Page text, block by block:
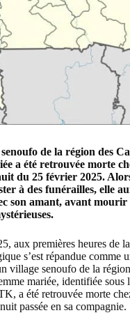
de la région des
a été retrouvée morte
du 25 février 2025.
à des funérailles, elle
son amant, avant mourir
aux premières heures de
s’est répandue comme
village senoufo de la
mariée, identifiée sous
a été retrouvée morte
passée en sa compagnie.